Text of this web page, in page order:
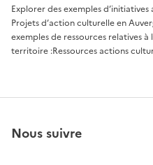
Explorer des exemples
Projets d’action culturelle en
exemples de ressources relatives
territoire :Ressources actions
Nous suivre